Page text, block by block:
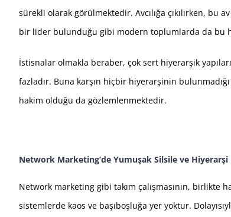
sürekli olarak görülmektedir. Avcılığa çıkılırken,
bir lider bulunduğu gibi modern toplumlarda da bu
İstisnalar olmakla beraber, çok sert hiyerarşik
fazladır. Buna karşın hiçbir hiyerarşinin
hakim olduğu da gözlemlenmektedir.
Network Marketing’de Yumuşak Silsile ve Hiyerarşi
Network marketing gibi takım çalışmasının, birlikte
sistemlerde kaos ve başıboşluğa yer yoktur.